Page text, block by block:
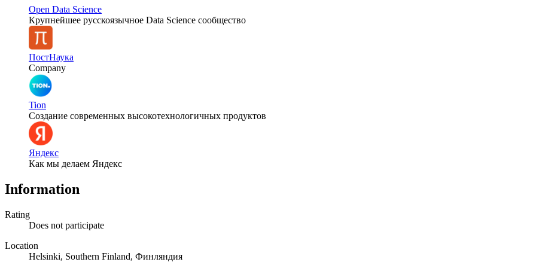
Open Data Science
Крупнейшее русскоязычное Data Science сообщество
ПостНаука
Company
Tion
Создание современных высокотехнологичных продуктов
Яндекс
Как мы делаем Яндекс
Information
Rating
Does not participate
Location
Helsinki, Southern Finland, Финляндия